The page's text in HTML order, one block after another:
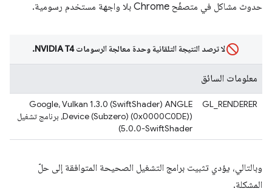
حدوث مشاكل في متصفّح Chrome بلا واجهة مستخدم رسومية.
لا ترصد النتيجة التلقائية وحدة معالجة الرسومات NVIDIA T4.
معلومات السائق
GL_RENDERER
‫ANGLE (Google، Vulkan 1.3.0 (SwiftShader
Device (Subzero) (0x0000C0DE))، برنامج تشغيل
SwiftShader‏-5.0.0)
وبالتالي، يؤدي تثبيت برامج التشغيل الصحيحة المتوافقة إلى حلّ
المشكلة.